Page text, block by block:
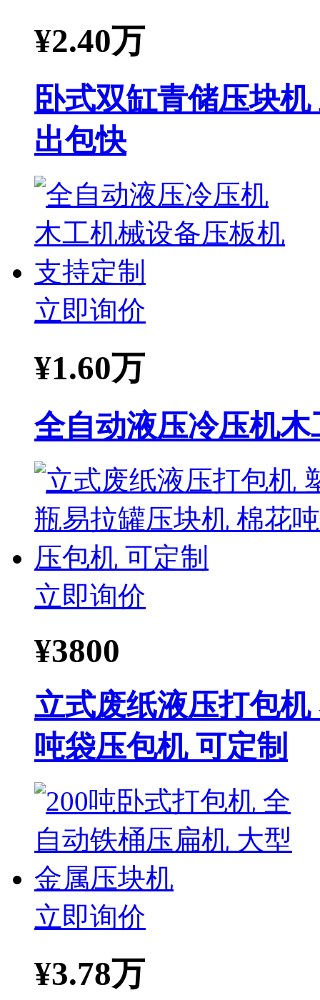
¥2.40万
卧式双缸青储压块
出包快
立即询价
¥1.60万
全自动液压冷压机
立即询价
¥3800
立式废纸液压打包
吨袋压包机 可定制
立即询价
¥3.78万